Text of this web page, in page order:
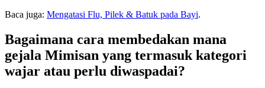
Baca juga: Mengatasi Flu, Pilek & Batuk pada Bayi.
Bagaimana cara membedakan mana
gejala Mimisan yang termasuk kategori
wajar atau perlu diwaspadai?